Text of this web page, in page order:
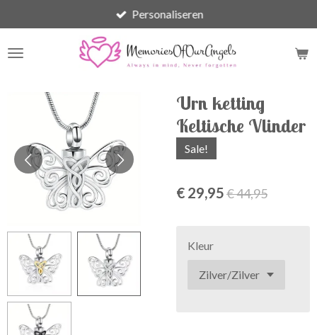
direct
naar
Personaliseren
Urn ketting
Keltische Vlinder
Sale!
€ 29,95€ 44,95
Kleur